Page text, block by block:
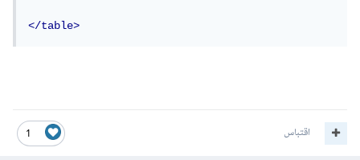
</table>
1 اقتباس